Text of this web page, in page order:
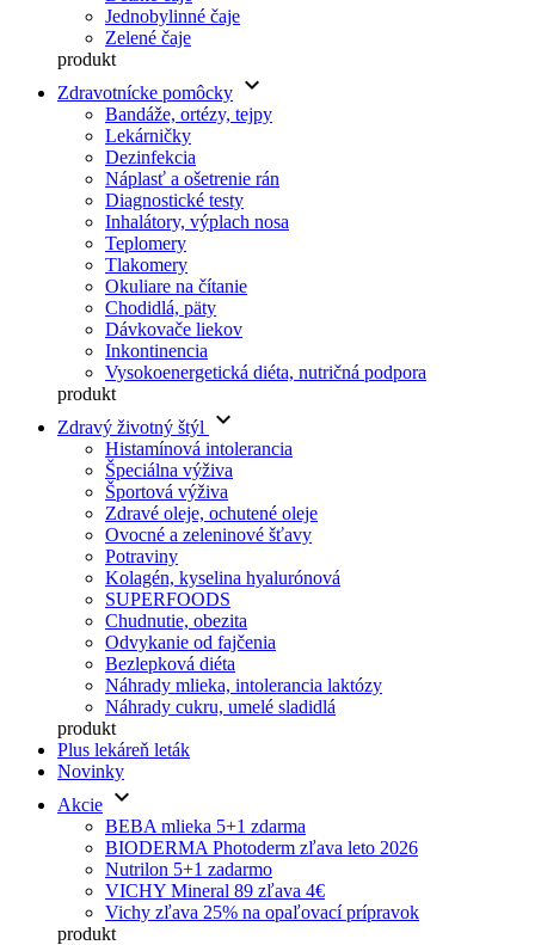
Jednobylinné čaje
Zelené čaje
produkt
Zdravotnícke pomôcky keyboard_arrow_down
Bandáže, ortézy, tejpy
Lekárničky
Dezinfekcia
Náplasť a ošetrenie rán
Diagnostické testy
Inhalátory, výplach nosa
Teplomery
Tlakomery
Okuliare na čítanie
Chodidlá, päty
Dávkovače liekov
Inkontinencia
Vysokoenergetická diéta, nutričná podpora
produkt
Zdravý životný štýl
keyboard_arrow_down
Histamínová intolerancia
Špeciálna výživa
Športová výživa
Zdravé oleje, ochutené oleje
Ovocné a zeleninové šťavy
Potraviny
Kolagén, kyselina hyalurónová
SUPERFOODS
Chudnutie, obezita
Odvykanie od fajčenia
Bezlepková diéta
Náhrady mlieka, intolerancia laktózy
Náhrady cukru, umelé sladidlá
produkt
Plus lekáreň leták
Novinky
Akcie keyboard_arrow_down
BEBA mlieka 5+1 zdarma
BIODERMA Photoderm zľava leto 2026
Nutrilon 5+1 zadarmo
VICHY Mineral 89 zľava 4€
Vichy zľava 25% na opaľovací prípravok
produkt